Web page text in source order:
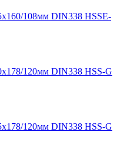
108мм DIN338 HSSE-
120мм DIN338 HSS-G
120мм DIN338 HSS-G